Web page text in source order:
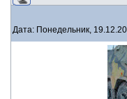
Дата: Понедельник,